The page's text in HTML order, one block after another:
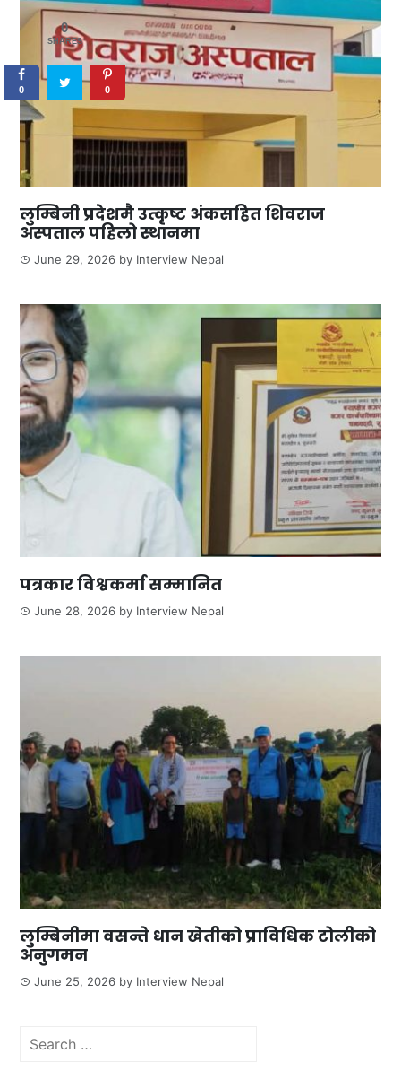
लुम्बिनी प्रदेशमै उत्कृष्ट अंकसहित शिवराज
अस्पताल पहिलो स्थानमा
June 29, 2026 by Interview Nepal
पत्रकार विश्वकर्मा सम्मानित
June 28, 2026 by Interview Nepal
लुम्बिनीमा वसन्ते धान खेतीको प्राविधिक टोलीको
अनुगमन
June 25, 2026 by Interview Nepal
Search
0
SHARES
0 0